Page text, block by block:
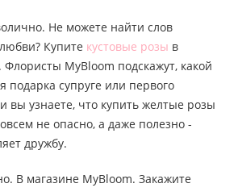
Не можете найти слов
Купите кустовые розы в
MyBloom подскажут, какой
подарка супруге или первого
вы узнаете, что купить желтые розы
не опасно, а даже полезно -
дружбу.
В магазине MyBloom. Закажите